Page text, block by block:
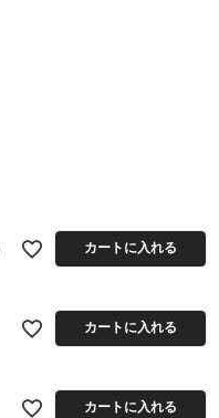
カートに入れる
カートに入れる
カートに入れる